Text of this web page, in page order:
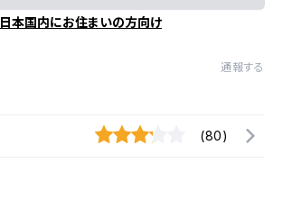
日本国内にお住まいの方向け
通報する
(80)